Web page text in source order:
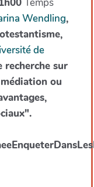
Wendling,
de
recherche sur
ou